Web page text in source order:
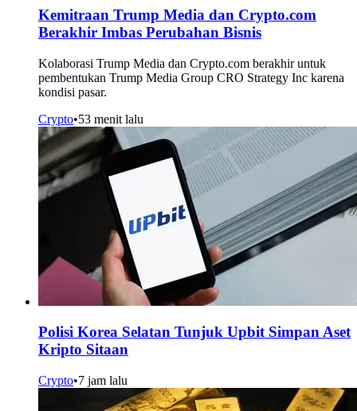
Kemitraan Trump Media dan Crypto.com
Berakhir Imbas Perubahan Bisnis
Kolaborasi Trump Media dan Crypto.com berakhir untuk
pembentukan Trump Media Group CRO Strategy Inc karena
kondisi pasar.
Crypto•53 menit lalu
Polisi Korea Selatan Tunjuk Upbit Simpan Aset
Kripto Sitaan
Crypto•7 jam lalu